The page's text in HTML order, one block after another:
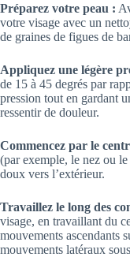
Préparez votre peau :
votre visage avec un
de graines de figues de
Appliquez une légère
de 15 à 45 degrés par
pression tout en gardant
ressentir de douleur.
Commencez par le
(par exemple, le nez ou
doux vers l’extérieur.
Travaillez le long des
visage, en travaillant du
mouvements ascendants
mouvements latéraux